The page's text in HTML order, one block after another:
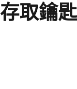
取鑰